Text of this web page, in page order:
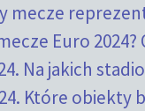
mecze
Euro
Na jakich
Które obiekty